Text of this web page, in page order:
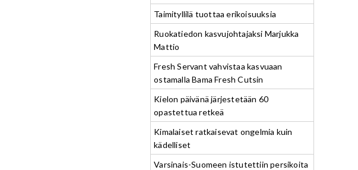
Taimityllilä tuottaa erikoisuuksia
Ruokatiedon kasvujohtajaksi Marjukka
Mattio
Fresh Servant vahvistaa kasvuaan
ostamalla Bama Fresh Cutsin
Kielon päivänä järjestetään 60
opastettua retkeä
Kimalaiset ratkaisevat ongelmia kuin
kädelliset
Varsinais-Suomeen istutettiin persikoita